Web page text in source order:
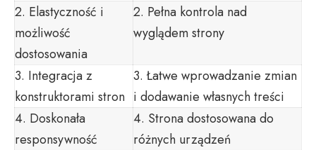
2. Elastyczność i
możliwość
dostosowania
2. Pełna kontrola nad
wyglądem strony
3. Integracja z
konstruktorami stron
3. Łatwe wprowadzanie zmian
i dodawanie własnych treści
4. Doskonała
responsywność
4. Strona dostosowana do
różnych urządzeń